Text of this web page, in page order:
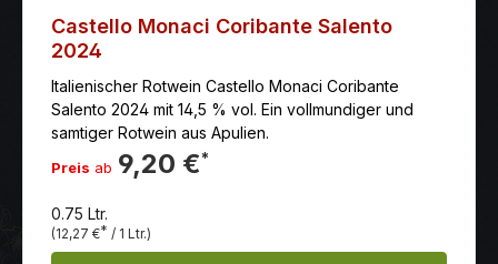
Castello Monaci Coribante Salento
2024
Italienischer Rotwein Castello Monaci Coribante
Salento 2024 mit 14,5 % vol. Ein vollmundiger und
samtiger Rotwein aus Apulien.
Preis ab 9,20 €*
0.75 Ltr.
(12,27 €* / 1 Ltr.)